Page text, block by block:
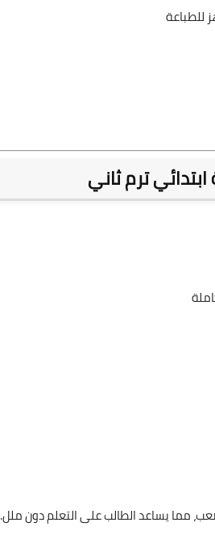
ترم ثاني
مما يساعد الطالب على التعلم دون ملل.